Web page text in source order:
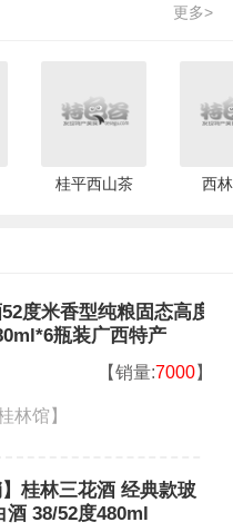
更多>
桂平西山茶 西
度米香型纯粮固态高度
瓶装广西特产
【销量:7000】
林馆】
】桂林三花酒 经典款玻
酒 38/52度480ml